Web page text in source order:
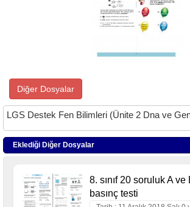
Diğer Dosyalar
LGS Destek Fen Bilimleri (Ünite 2 Dna ve
Eklediği Diğer Dosyalar
8. sınıf 20 soruluk A ve
basınç testi